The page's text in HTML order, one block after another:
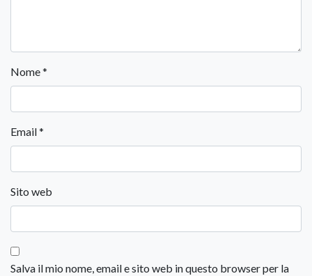
Nome*
Email*
Sito web
Salva il mio nome, email e sito web in questo browser per la